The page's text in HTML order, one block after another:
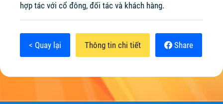
hợp tác với cổ đông, đối tác và khách hàng.
< Quay lại Thông tin chi tiết Share